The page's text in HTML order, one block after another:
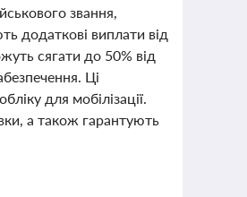
звання,
додаткові виплати від
сягати до 50% від
Ці
для мобілізації.
а також гарантують